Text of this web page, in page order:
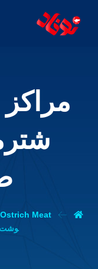
Meat
وشت